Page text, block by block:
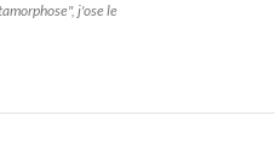
j'ose le